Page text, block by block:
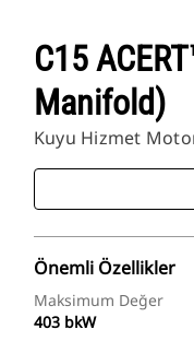
C15
Manifold)
Kuyu Hizmet
Önemli Özellikler
Maksimum Değer
403 bkW